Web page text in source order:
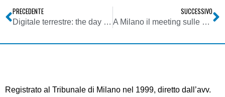
PRECEDENTE
Digitale terrestre: the day after dello switch-over piemontese. La prova del nove nel nord Italia
SUCCESSIVO
A Milano il meeting sulle micro web tv italiane
Registrato al Tribunale di Milano nel 1999, diretto dall’avv.